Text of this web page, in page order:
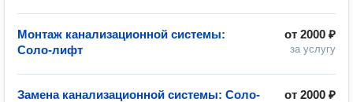
от 2000 ₽
за услугу
Монтаж канализационной системы:
Соло-лифт
от 2000 ₽
Замена канализационной системы: Соло-